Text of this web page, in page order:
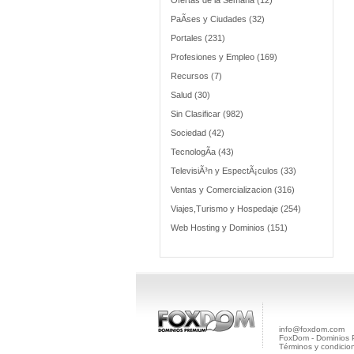
PaÃ­ses y Ciudades (32)
Portales (231)
Profesiones y Empleo (169)
Recursos (7)
Salud (30)
Sin Clasificar (982)
Sociedad (42)
TecnologÃ­a (43)
TelevisiÃ³n y EspectÃ¡culos (33)
Ventas y Comercializacion (316)
Viajes,Turismo y Hospedaje (254)
Web Hosting y Dominios (151)
info@foxdom.com
FoxDom - Dominios
Términos y